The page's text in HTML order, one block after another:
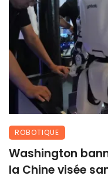
ROBOTIQUE
Washington
la Chine visée